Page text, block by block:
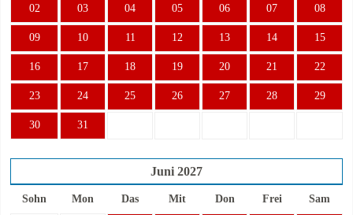
02 03 04 05 06 07 08
09 10 11 12 13 14 15
16 17 18 19 20 21 22
23 24 25 26 27 28 29
30 31
Juni 2027
Sohn Mon Das Mit Don Frei Sam